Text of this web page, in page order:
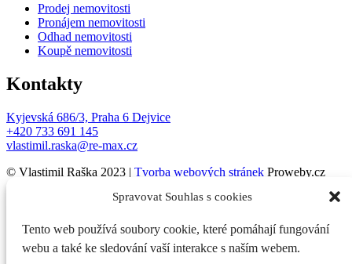
Spravovat Souhlas s cookies
Tento web používá soubory cookie, které pomáhají fungování
webu a také ke sledování vaší interakce s naším webem.
Prodej nemovitosti
Pronájem nemovitosti
Odhad nemovitosti
Koupě nemovitosti
Kontakty
Kyjevská 686/3, Praha 6 Dejvice
+420 733 691 145
vlastimil.raska@re-max.cz
© Vlastimil Raška 2023 | Tvorba webových stránek Proweby.cz
Zpracování osobních údajů